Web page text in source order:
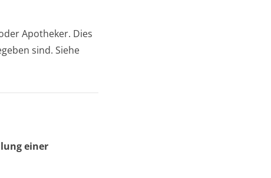
Apotheker. Dies
sind. Siehe
einer